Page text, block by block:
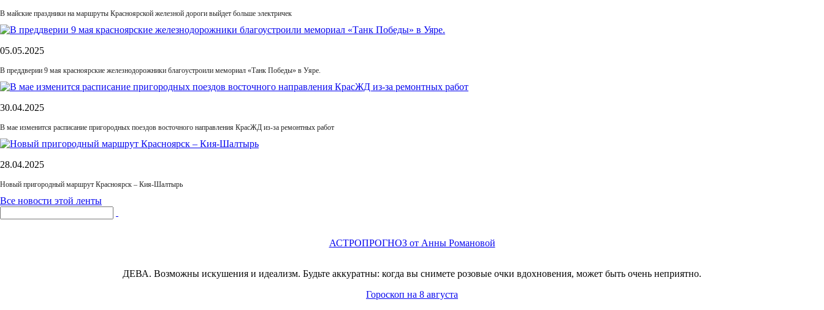
В майские праздники на маршруты Красноярской железной дороги выйдет больше электричек
05.05.2025
В преддверии 9 мая красноярские железнодорожники благоустроили мемориал «Танк Победы» в Уяре.
30.04.2025
В мае изменится расписание пригородных поездов восточного направления КрасЖД из-за ремонтных работ
28.04.2025
Новый пригородный маршрут Красноярск – Кия-Шалтырь
Все новости этой ленты
АСТРОПРОГНОЗ от Анны Романовой
ДЕВА. Возможны искушения и идеализм. Будьте аккуратны: когда вы снимете розовые очки вдохновения, может быть очень неприятно.
Гороскоп на 8 августа